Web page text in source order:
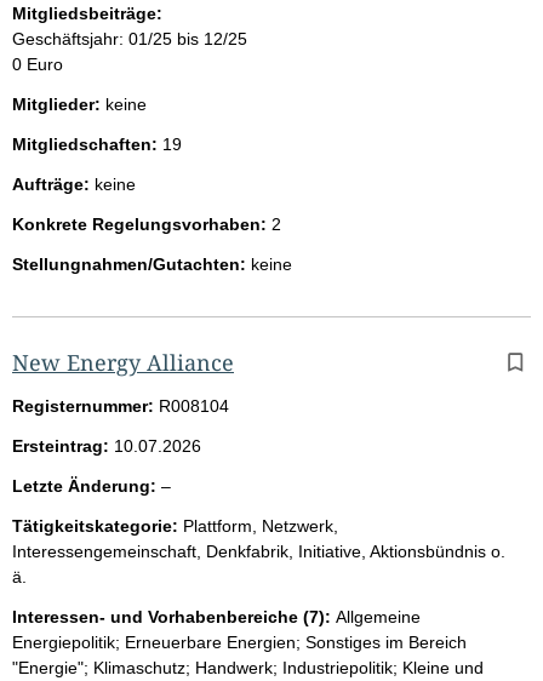
Mitgliedsbeiträge:
Geschäftsjahr: 01/25 bis 12/25
0 Euro
Mitglieder: keine
Mitgliedschaften: 19
Aufträge: keine
Konkrete Regelungsvorhaben: 2
Stellungnahmen/Gutachten: keine
New Energy Alliance
Registernummer: R008104
Ersteintrag: 10.07.2026
Letzte Änderung: –l
e
r
Tätigkeitskategorie: Plattform, Netzwerk,
Interessengemeinschaft, Denkfabrik, Initiative, Aktionsbündnis o.
ä.
Interessen- und Vorhabenbereiche (7): Allgemeine
Energiepolitik; Erneuerbare Energien; Sonstiges im Bereich
"Energie"; Klimaschutz; Handwerk; Industriepolitik; Kleine und